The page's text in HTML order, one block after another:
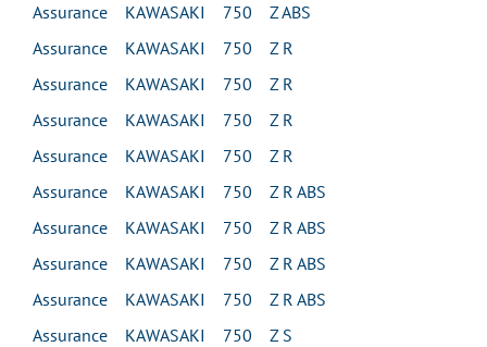
Assurance KAWASAKI 750 Z ABS
Assurance KAWASAKI 750 Z R
Assurance KAWASAKI 750 Z R
Assurance KAWASAKI 750 Z R
Assurance KAWASAKI 750 Z R
Assurance KAWASAKI 750 Z R ABS
Assurance KAWASAKI 750 Z R ABS
Assurance KAWASAKI 750 Z R ABS
Assurance KAWASAKI 750 Z R ABS
Assurance KAWASAKI 750 Z S